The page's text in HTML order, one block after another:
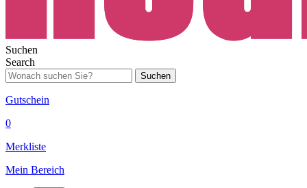
Suchen
Search
Suchen
Gutschein
0
Merkliste
Mein Bereich